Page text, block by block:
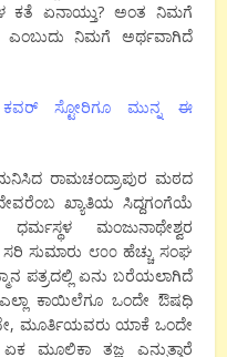
ಕತೆ ಏನಾಯ್ತು? ಅಂತ ನಿಮಗೆ
ಎಂಬುದು ನಿಮಗೆ ಅರ್ಥವಾಗಿದೆ
ಸ್ಟೋರಿಗೂ ಮುನ್ನ ಈ
ರಾಮಚಂದ್ರಾಪುರ ಮಠದ
ದೇವರೆಂಬ ಖ್ಯಾತಿಯ ಸಿದ್ದಗಂಗೆಯೆ
ಮಂಜುನಾಥೇಶ್ವರ
ಸುಮಾರು ೮೦೦ ಹೆಚ್ಚು ಸಂಘ
ಪತ್ರದಲ್ಲಿ ಏನು ಬರೆಯಲಾಗಿದೆ
ಕಾಯಿಲೆಗೂ ಒಂದೇ ಔಷಧಿ
ಮೂರ್ತಿಯವರು ಯಾಕೆ ಒಂದೇ
ಮೂಲಿಕಾ ತಜ್ಞ ಎನ್ನುತ್ತಾರೆ